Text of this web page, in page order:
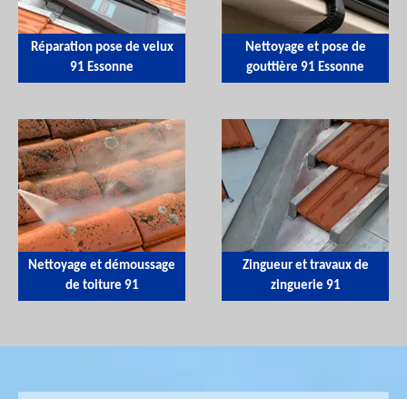
Réparation pose de velux
91 Essonne
Nettoyage et pose de
gouttière 91 Essonne
Nettoyage et démoussage
de toiture 91
Zingueur et travaux de
zinguerie 91